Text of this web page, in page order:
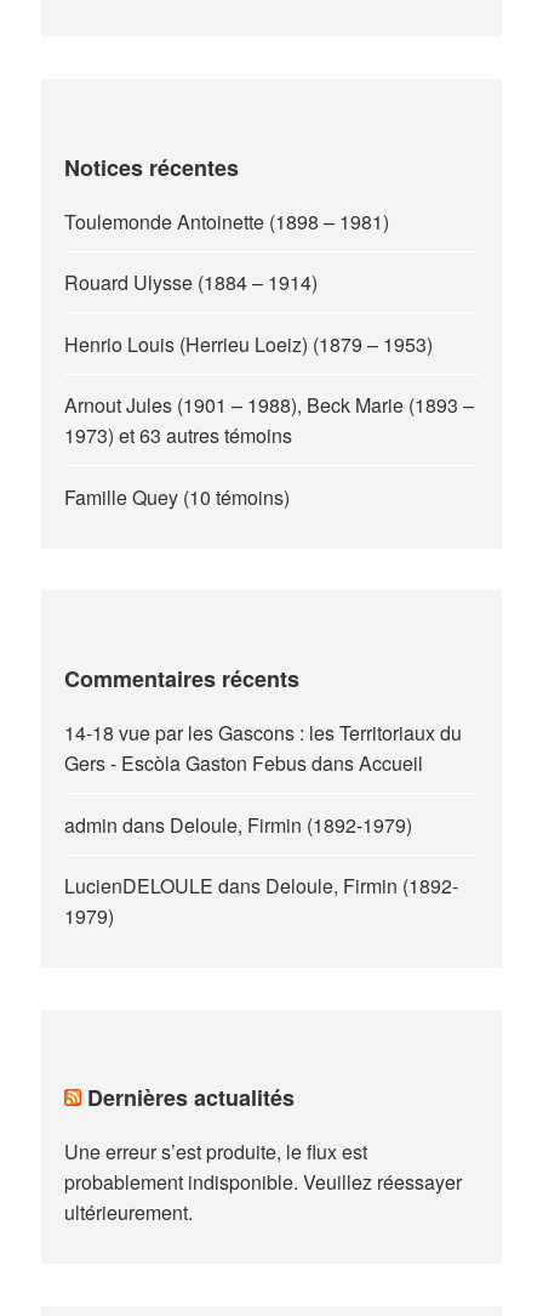
Notices récentes
Toulemonde Antoinette (1898 – 1981)
Rouard Ulysse (1884 – 1914)
Henrio Louis (Herrieu Loeiz) (1879 – 1953)
Arnout Jules (1901 – 1988), Beck Marie (1893 –
1973) et 63 autres témoins
Famille Quey (10 témoins)
Commentaires récents
14-18 vue par les Gascons : les Territoriaux du
Gers - Escòla Gaston FebusdansAccueil
admin dans Deloule, Firmin (1892-1979)
LucienDELOULE dans Deloule, Firmin (1892-
1979)
Dernières actualités
Une erreur s’est produite, le flux est
probablement indisponible. Veuillez réessayer
ultérieurement.